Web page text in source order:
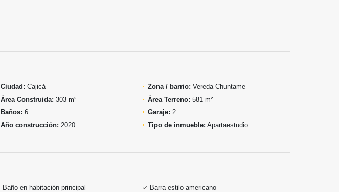
Ciudad: Cajicá Zona / barrio: Vereda Chuntame
Área Construida: 303 m² Área Terreno: 581 m²
Baños: 6 Garaje: 2
Año construcción: 2020 Tipo de inmueble: Apartaestudio
Baño en habitación principal
Barra estilo americano